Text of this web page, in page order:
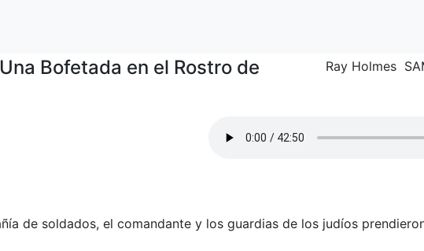
Bofetada en el Rostro de
Ray Holmes
de soldados, el comandante y los guardias de los judíos